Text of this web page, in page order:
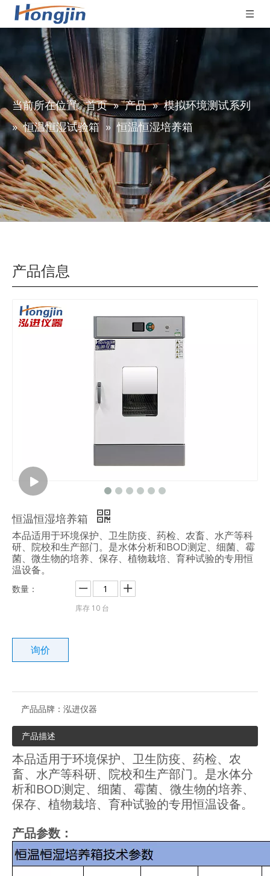
当前所在位置: 首页 » 产品 » 模拟环境测试系列
» 恒温恒湿试验箱 » 恒温恒湿培养箱
产品信息
恒温恒湿培养箱
本品适用于环境保护、卫生防疫、药检、农畜、水产等科
研、院校和生产部门。是水体分析和BOD测定、细菌、霉
菌、微生物的培养、保存、植物栽培、育种试验的专用恒
温设备。
数量：
库存 10 台
询价
产品品牌： 泓进仪器
产品描述
本品适用于环境保护、卫生防疫、药检、农
畜、水产等科研、院校和生产部门。是水体分
析和BOD测定、细菌、霉菌、微生物的培养、
保存、植物栽培、育种试验的专用恒温设备。
产品参数：